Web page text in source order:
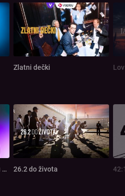
Zlatni dečki
Dennis Rodman: U dobru i u zlu 26.2 do života